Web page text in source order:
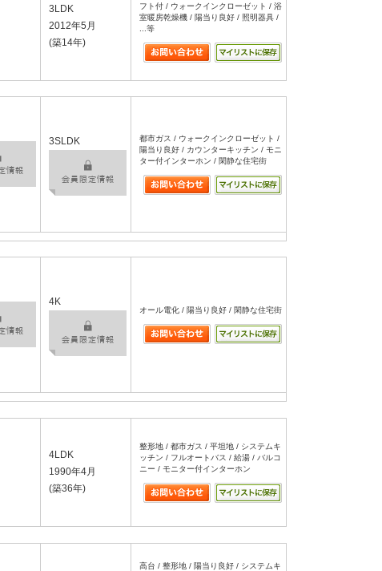
3LDK
2012年5月
(築14年)
フト付 / ウォークインクローゼット / 浴
室暖房乾燥機 / 陽当り良好 / 照明器具 /
...等
3SLDK
都市ガス / ウォークインクローゼット /
陽当り良好 / カウンターキッチン / モニ
ター付インターホン / 閑静な住宅街
4K
オール電化 / 陽当り良好 / 閑静な住宅街
4LDK
1990年4月
(築36年)
整形地 / 都市ガス / 平坦地 / システムキ
ッチン / フルオートバス / 給湯 / バルコ
ニー / モニター付インターホン
高台 / 整形地 / 陽当り良好 / システムキ